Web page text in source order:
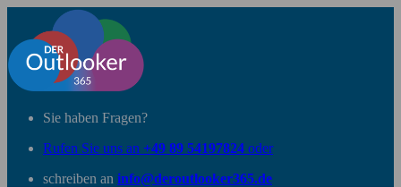
Sie haben Fragen?
Rufen Sie uns an +49 89 54197824 oder
schreiben an info@deroutlooker365.de